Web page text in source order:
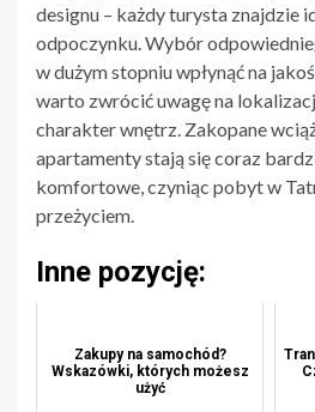
designu – każdy turysta znajdzie
odpoczynku. Wybór
w dużym stopniu wpłynąć na
warto zwrócić uwagę na
charakter wnętrz. Zakopane
apartamenty stają się coraz
komfortowe, czyniąc pobyt w
przeżyciem.
Inne pozycję:
Zakupy na samochód?
Wskazówki, których możesz
użyć